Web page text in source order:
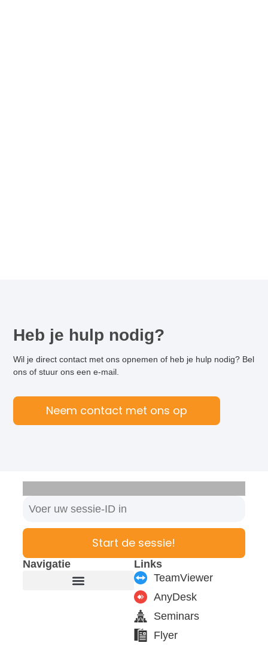
Heb je hulp nodig?
Wil je direct contact met ons opnemen of heb je hulp nodig? Bel
ons of stuur ons een e-mail.
Neem contact met ons op
Navigatie
Links
TeamViewer
AnyDesk
Seminars
Flyer
Start de sessie!